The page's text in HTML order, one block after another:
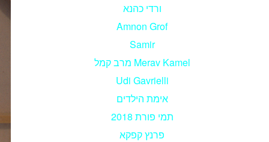
ורדי כהנא
Amnon Grof
Samir
מרב קמל Merav Kamel
Udi Gavrielli
אימת הילדים
תמי פורת 2018
פרנץ קפקא